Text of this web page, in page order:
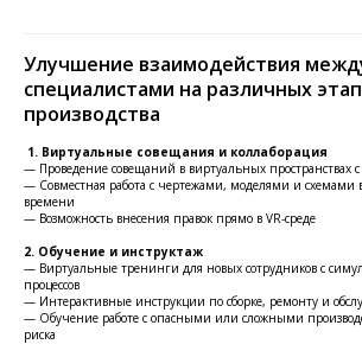
Улучшение взаимодействия
специалистами на различных
производства
1. Виртуальные совещания и коллаборация
— Проведение совещаний в виртуальных пространствах с
— Совместная работа с чертежами, моделями и схемами
времени
— Возможность внесения правок прямо в VR-среде
2. Обучение и инструктаж
— Виртуальные тренинги для новых сотрудников с
процессов
— Интерактивные инструкции по сборке, ремонту и
— Обучение работе с опасными или сложными
риска